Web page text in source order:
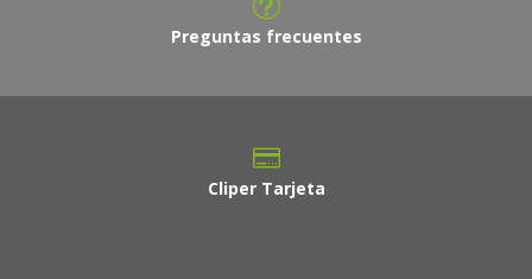
Preguntas frecuentes
Cliper Tarjeta